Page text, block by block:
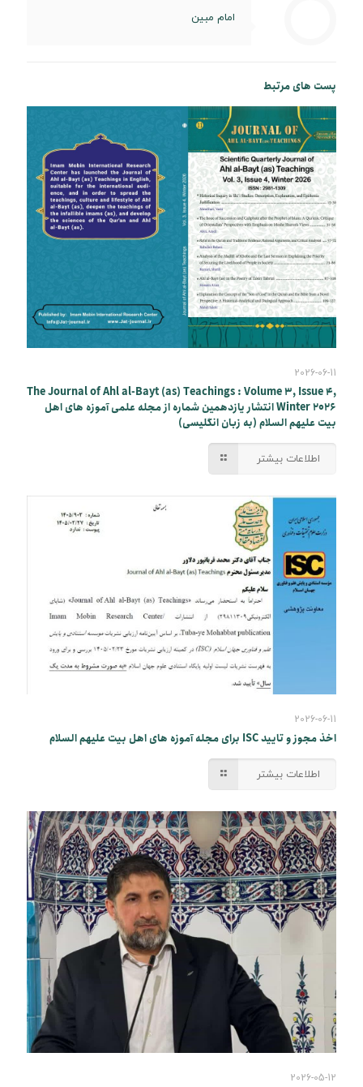
امام مبین
پست های مرتبط
2026-06-11
The Journal of Ahl al-Bayt (as) Teachings : Volume 3, Issue 4,
Winter 2026 انتشار یازدهمین شماره از مجله علمی آموزه های اهل
بیت علیهم السلام (به زبان انگلیسی)
اطلاعات بیشتر
2026-06-11
اخذ مجوز و تایید ISC برای مجله آموزه های اهل بیت علیهم السلام
اطلاعات بیشتر
2026-05-12